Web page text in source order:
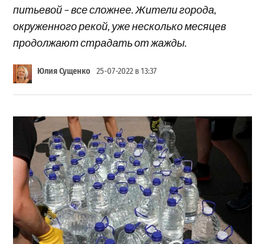
питьевой – все сложнее. Жители города,
окруженного рекой, уже несколько месяцев
продолжают страдать от жажды.
Юлия Сущенко 25-07-2022 в 13:37